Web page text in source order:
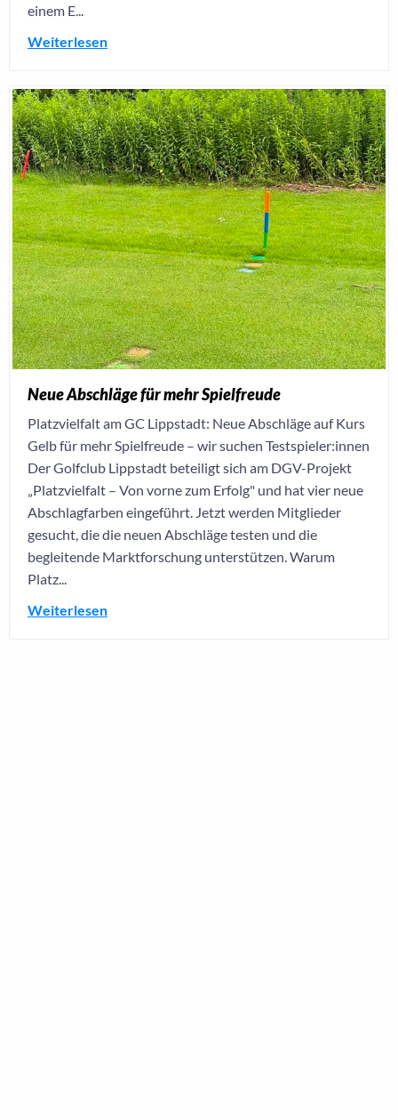
einem E...
Weiterlesen
Neue Abschläge für mehr Spielfreude
Platzvielfalt am GC Lippstadt: Neue Abschläge auf Kurs
Gelb für mehr Spielfreude – wir suchen Testspieler:innen
Der Golfclub Lippstadt beteiligt sich am DGV-Projekt
„Platzvielfalt – Von vorne zum Erfolg" und hat vier neue
Abschlagfarben eingeführt. Jetzt werden Mitglieder
gesucht, die die neuen Abschläge testen und die
begleitende Marktforschung unterstützen. Warum
Platz...
Weiterlesen